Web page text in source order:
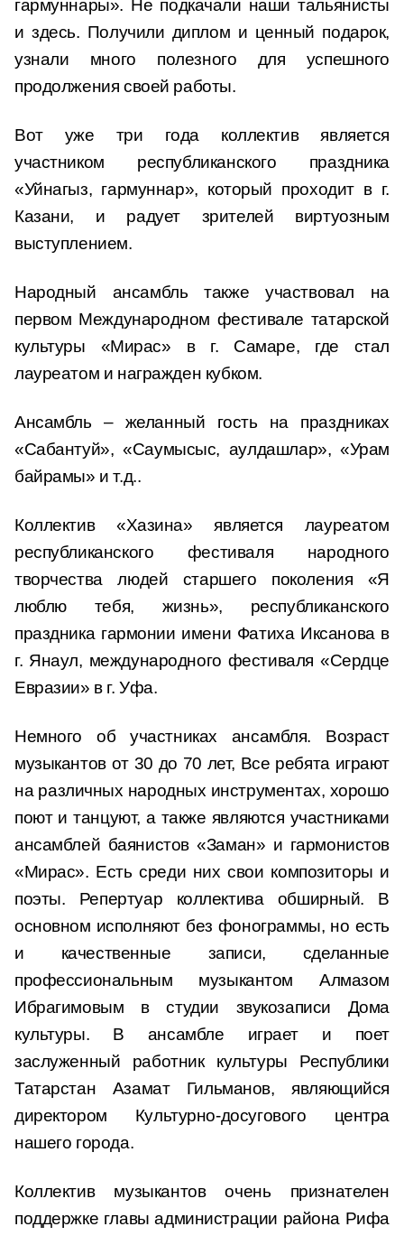
гармуннары». Не подкачали наши тальянисты
и здесь. Получили диплом и ценный подарок,
узнали много полезного для успешного
продолжения своей работы.
Вот уже три года коллектив является
участником республиканского праздника
«Уйнагыз, гармуннар», который проходит в г.
Казани, и радует зрителей виртуозным
выступлением.
Народный ансамбль также участвовал на
первом Международном фестивале татарской
культуры «Мирас» в г. Самаре, где стал
лауреатом и награжден кубком.
Ансамбль – желанный гость на праздниках
«Сабантуй», «Саумысыс, аулдашлар», «Урам
байрамы» и т.д..
Коллектив «Хазина» является лауреатом
республиканского фестиваля народного
творчества людей старшего поколения «Я
люблю тебя, жизнь», республиканского
праздника гармонии имени Фатиха Иксанова в
г. Янаул, международного фестиваля «Сердце
Евразии» в г. Уфа.
Немного об участниках ансамбля. Возраст
музыкантов от 30 до 70 лет, Все ребята играют
на различных народных инструментах, хорошо
поют и танцуют, а также являются участниками
ансамблей баянистов «Заман» и гармонистов
«Мирас». Есть среди них свои композиторы и
поэты. Репертуар коллектива обширный. В
основном исполняют без фонограммы, но есть
и качественные записи, сделанные
профессиональным музыкантом Алмазом
Ибрагимовым в студии звукозаписи Дома
культуры. В ансамбле играет и поет
заслуженный работник культуры Республики
Татарстан Азамат Гильманов, являющийся
директором Культурно-досугового центра
нашего города.
Коллектив музыкантов очень признателен
поддержке главы администрации района Рифа